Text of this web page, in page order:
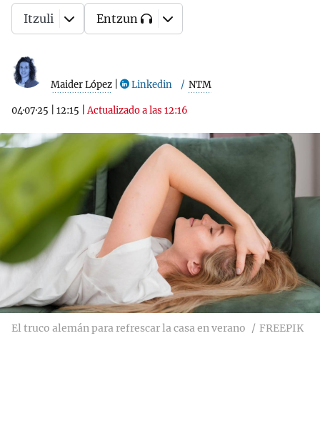
Maider López Linkedin NTM
04·07·25 12:15 |Actualizado a las 12:16
Itzuli Entzun
El truco alemán para refrescar la casa en verano FREEPIK